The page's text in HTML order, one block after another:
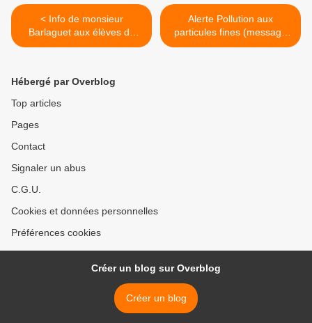
< Info de monsieur
Barlaguet aux élèves de
CE2-CM1
Alerte Pollution aux
particules fines (message
DSDEN) >
Hébergé par Overblog
Top articles
Pages
Contact
Signaler un abus
C.G.U.
Cookies et données personnelles
Préférences cookies
Créer un blog sur Overblog
Créer un blog